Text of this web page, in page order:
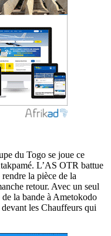
du Togo se joue ce
L’AS OTR battue
la pièce de la
retour. Avec un seul
la bande à Ametokodo
les Chauffeurs qui